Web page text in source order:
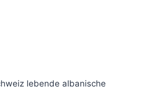
lebende albanische